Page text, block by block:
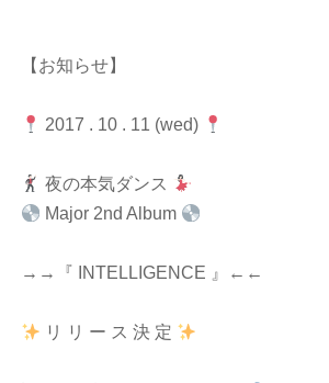
【お知らせ】
2017 . 10 . 11 (wed)
夜の本気ダンス
Major 2nd Album
→→『 INTELLIGENCE 』←←
リ リ ー ス 決 定